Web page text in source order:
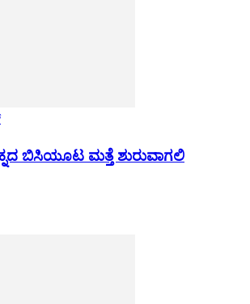
ಬಿಸಿಯೂಟ ಮತ್ತೆ ಶುರುವಾಗಲಿ